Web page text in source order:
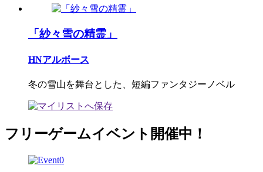
「紗々雪の精霊」
HNアルボース
冬の雪山を舞台とした、短編ファンタジーノベル
フリーゲームイベント開催中！